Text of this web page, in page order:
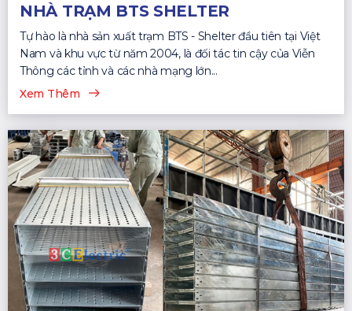
NHÀ TRẠM BTS SHELTER
Tự hào là nhà sản xuất trạm BTS - Shelter đầu tiên tại Việt
Nam và khu vực từ năm 2004, là đối tác tin cậy của Viễn
Thông các tỉnh và các nhà mạng lớn...
Xem Thêm